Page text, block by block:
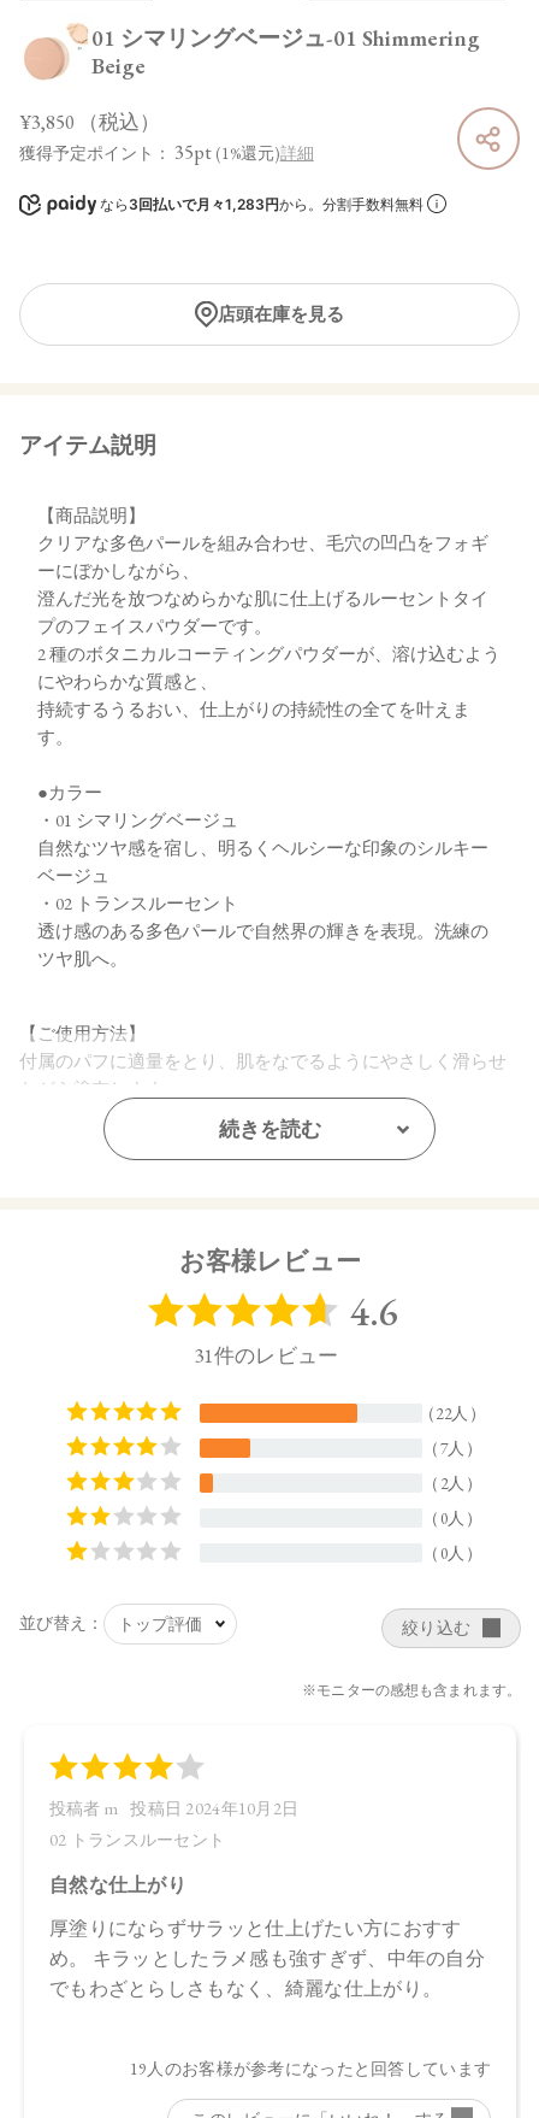
01 シマリングベージュ-01 Shimmering
Beige
¥3,850 （税込）
獲得予定ポイント： 35pt (1%還元)詳細
なら 3回払いで月々1,283円から。分割手数料無料
店頭在庫を見る
アイテム説明
【商品説明】
クリアな多色パールを組み合わせ、毛穴の凹凸をフォギ
ーにぼかしながら、
澄んだ光を放つなめらかな肌に仕上げるルーセントタイ
プのフェイスパウダーです。
2 種のボタニカルコーティングパウダーが、溶け込むよう
にやわらかな質感と、
持続するうるおい、仕上がりの持続性の全てを叶えま
す。
●カラー
・01 シマリングベージュ
自然なツヤ感を宿し、明るくヘルシーな印象のシルキー
ベージュ
・02 トランスルーセント
透け感のある多色パールで自然界の輝きを表現。洗練の
ツヤ肌へ。
【ご使用方法】
付属のパフに適量をとり、肌をなでるようにやさしく滑らせ
ながら塗布します。
【内容量】
66.0×32.5×66.0（高さ×奥行×幅）
ン、シルク、アロエベラ葉エキス、ヤシ油、オプンチアフィ
ス、ラベンダー花エキス、ゼニアオイ花エキス、アカツメク
サ花エキス、ハマナス花エキス、ウメ果実エキス、シャクヤ
ク根エキス、ユズ果実エキス、トコフェロール、アセチルテ
トラペプチド－3、酸化スズ、 ヒドロキシアパタイト、レブリ
ン酸、エチルヘキシルグリセリン、カプリル酸グリセリル、
デキストラン、 水、エタノール、BG、酸化鉄
【原産国】
01：4570106731079
02：4570106735633
【店舗発売日】
CosmeKitchen 2024/3/13
Biople 2024/3/13
Make↗Kitchen 2024/3/13
Biople 2024/9/6
※店舗での取り扱いや詳しい在庫状況につきましては、各店
続きを読む
お客様レビュー